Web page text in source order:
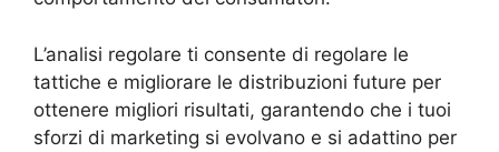
L’analisi regolare ti consente di regolare le
tattiche e migliorare le distribuzioni future per
ottenere migliori risultati, garantendo che i tuoi
sforzi di marketing si evolvano e si adattino per